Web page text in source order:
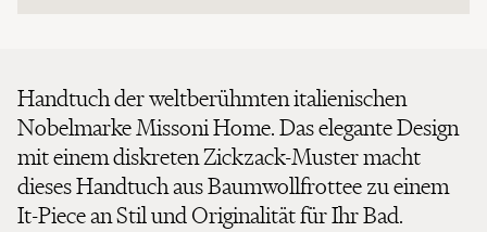
Handtuch der weltberühmten italienischen
Nobelmarke Missoni Home. Das elegante Design
mit einem diskreten Zickzack-Muster macht
dieses Handtuch aus Baumwollfrottee zu einem
It-Piece an Stil und Originalität für Ihr Bad.